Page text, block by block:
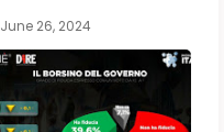
June 26, 2024